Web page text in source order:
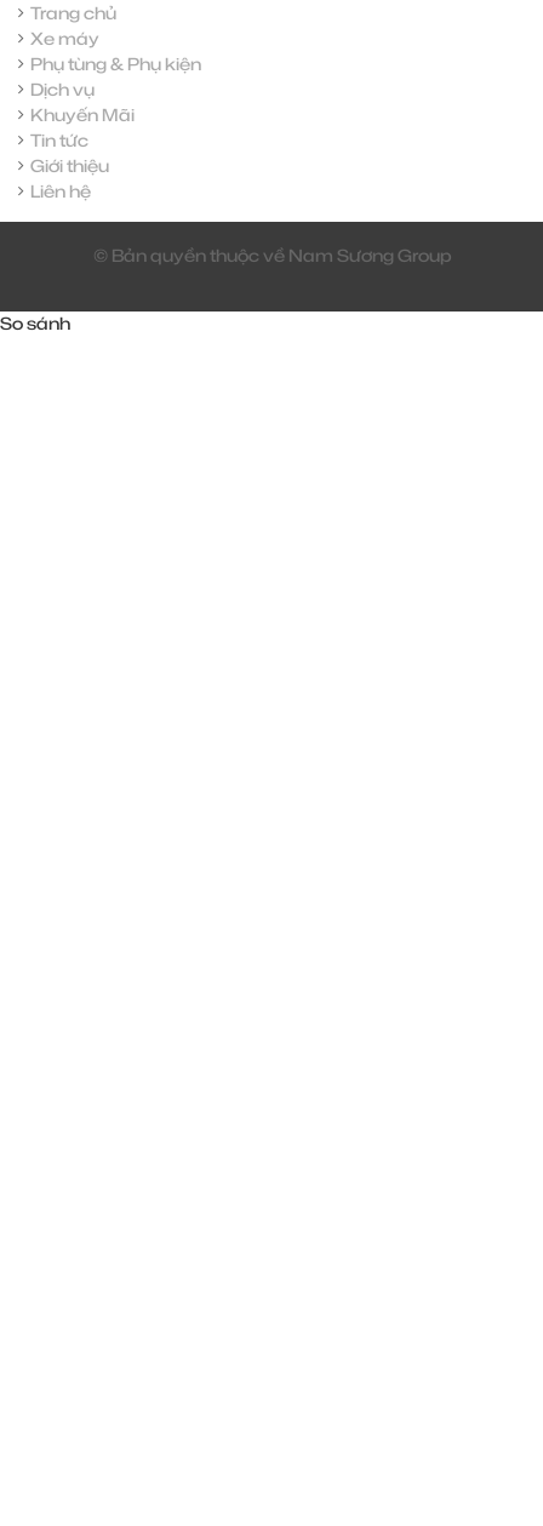
Trang chủ
Xe máy
Phụ tùng & Phụ kiện
Dịch vụ
Khuyến Mãi
Tin tức
Giới thiệu
Liên hệ
© Bản quyền thuộc về Nam Sương Group
So sánh